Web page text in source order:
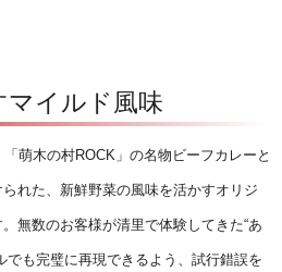
マイルド風味
萌木の村ROCK」の名物ビーフカレーと
れた、新鮮野菜の風味を活かすオリジ
無数のお客様が清里で体験してきた“あ
でも完璧に再現できるよう、試行錯誤を